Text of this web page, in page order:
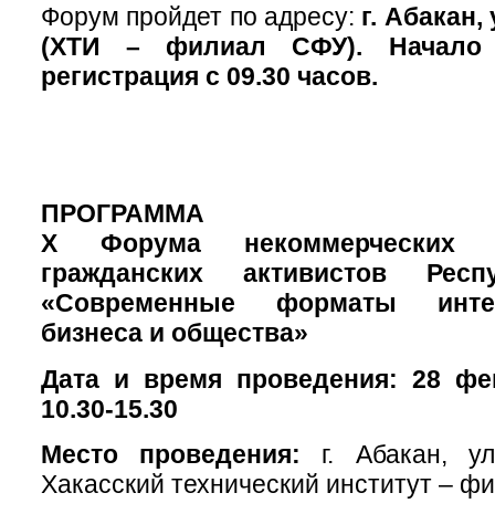
Форум пройдет по адресу: г.
(ХТИ – филиал СФУ). Начало
регистрация с 09.30 часов.
ПРОГРАММА
X Форума некоммерческих
гражданских активистов
«Современные форматы
бизнеса и общества»
Дата и время проведения: 28
10.30-15.30
Место проведения: г. Абакан,
Хакасский технический институт –